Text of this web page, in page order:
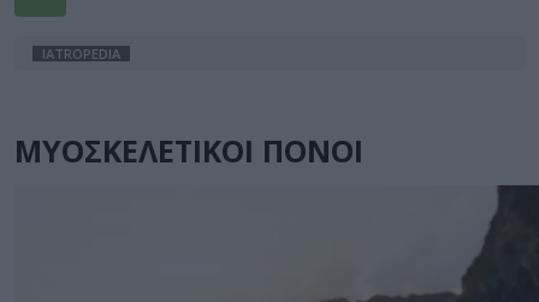
IATROPEDIA
ΜΥΟΣΚΕΛΕΤΙΚΟΙ ΠΟΝΟΙ